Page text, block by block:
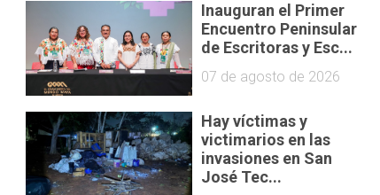
Inauguran el Primer
Encuentro Peninsular
de Escritoras y Esc...
07 de agosto de 2026
Hay víctimas y
victimarios en las
invasiones en San
José Tec...